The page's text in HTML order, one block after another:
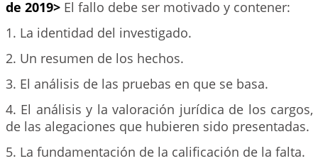
de 2019> El fallo debe ser motivado y contener:
1. La identidad del investigado.
2. Un resumen de los hechos.
3. El análisis de las pruebas en que se basa.
4. El análisis y la valoración jurídica de los
de las alegaciones que hubieren sido presentadas.
5. La fundamentación de la calificación de la falta.